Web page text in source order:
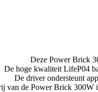
Deze Power Brick
De hoge kwaliteit LifeP04
De driver ondersteunt
van de Power Brick 300W